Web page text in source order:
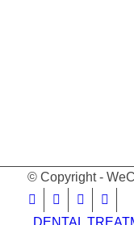
© Copyright -
DENTAL